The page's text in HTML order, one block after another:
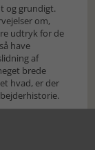
og grundigt.
om,
udtryk for de
have
af
brede
hvad, er der